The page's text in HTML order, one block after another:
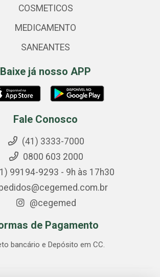
COSMETICOS
MEDICAMENTO
SANEANTES
Baixe já nosso APP
Fale Conosco
(41) 3333-7000
0800 603 2000
99194-9293 - 9h às 17h30
@cegemed
de Pagamento
bancário e Depósito em CC.